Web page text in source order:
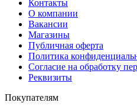
Контакты
О компании
Вакансии
Магазины
Публичная оферта
Политика
Согласие на обработку
Реквизиты
Покупателям